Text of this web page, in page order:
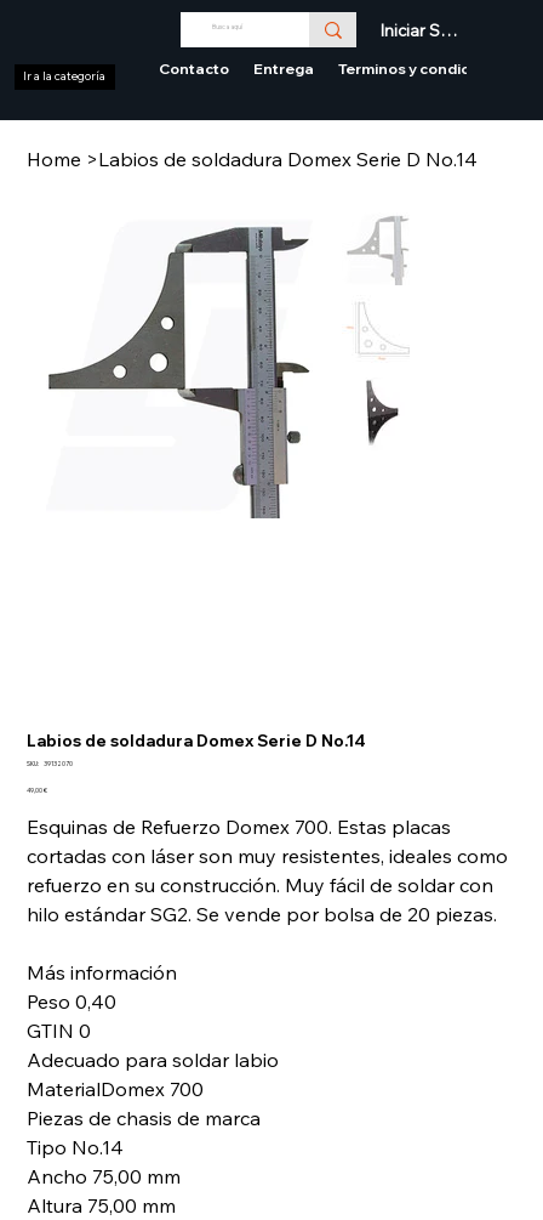
Iniciar Sesión
Contacto Entrega Terminos y condiciones
Ir a la categoría
Home >Labios de soldadura Domex Serie D No.14
Labios de soldadura Domex Serie D No.14
SKU:
SKU
39132070
Precio
49,00 €
Esquinas de Refuerzo Domex 700. Estas placas
cortadas con láser son muy resistentes, ideales como
refuerzo en su construcción. Muy fácil de soldar con
hilo estándar SG2. Se vende por bolsa de 20 piezas.
Más información
Peso 0,40
GTIN 0
Adecuado para soldar labio
MaterialDomex 700
Piezas de chasis de marca
Tipo No.14
Ancho 75,00 mm
Altura 75,00 mm